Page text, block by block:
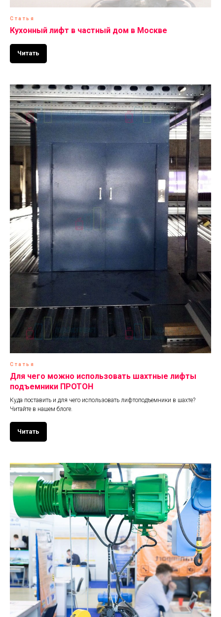
Статья
Кухонный лифт в частный дом в Москве
Читать
Статья
Для чего можно использовать шахтные лифты
подъемники ПРОТОН
Куда поставить и для чего использовать лифтоподъемники в шахте?
Читайте в нашем блоге.
Читать